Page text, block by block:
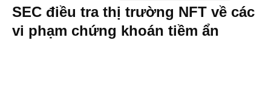
SEC điều tra thị trường NFT về các
vi phạm chứng khoán tiềm ẩn